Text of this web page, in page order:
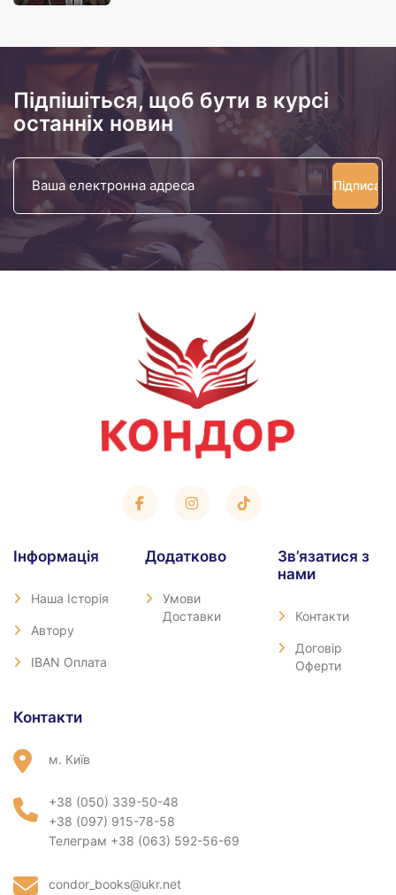
Підпішіться, щоб бути в курсі
останніх новин
Ваша
електронна
Iнформація
Наша Історія
Автору
IBAN Оплата
Додатково
Умови
Доставки
Зв’язатися з
нами
Контакти
Договір
Оферти
Контакти
м. Київ
+38 (050) 339-50-48
+38 (097) 915-78-58
Телеграм +38 (063) 592-56-69
condor_books@ukr.net